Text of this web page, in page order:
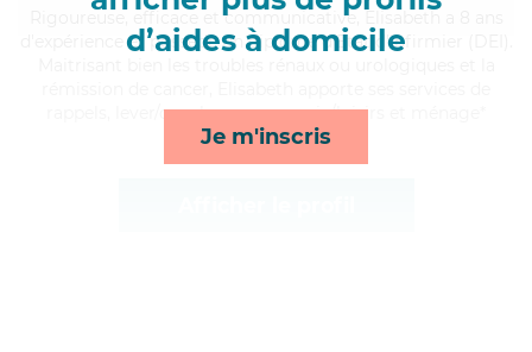
d’aides à domicile
Je m'inscris
, efficace et communicative, Elisabeth a 8 ans
d'expérience et possède un diplôme d'Etat d'infirmier (DEI).
rappels, lever/coucher, compagnie/loisirs et ménage*